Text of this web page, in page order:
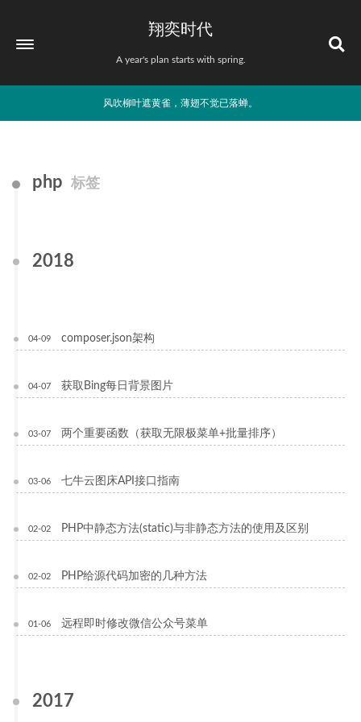
翔奕时代
A year's plan starts with spring.
风吹柳叶遮黄雀，薄翅不觉已落蝉。
php 标签
2018
04-09 composer.json架构
04-07 获取Bing每日背景图片
03-07 两个重要函数（获取无限极菜单+批量排序）
03-06 七牛云图床API接口指南
02-02 PHP中静态方法(static)与非静态方法的使用及区别
02-02 PHP给源代码加密的几种方法
01-06 远程即时修改微信公众号菜单
2017